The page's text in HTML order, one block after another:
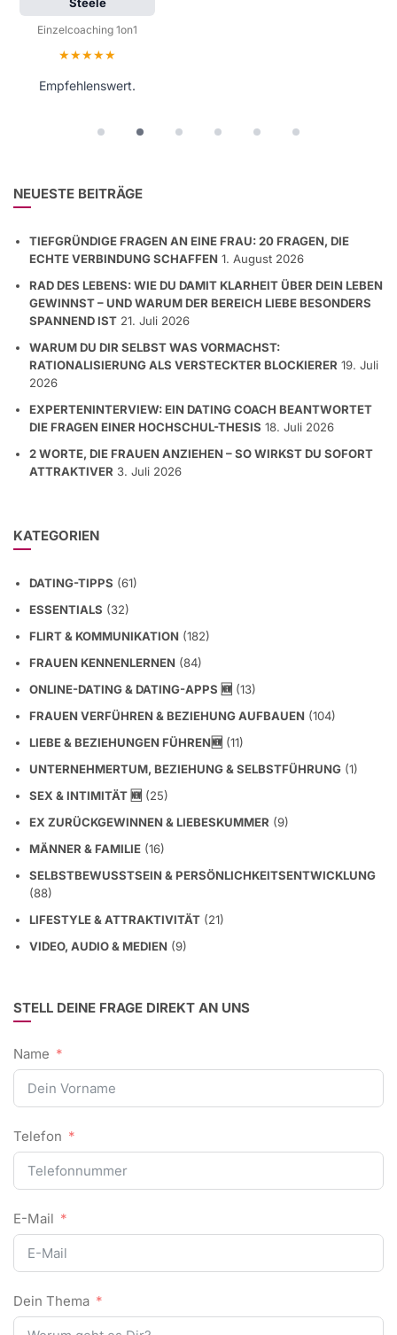
Einzelcoaching 1on1
Bewertung: 5 von 5 Sternen
Empfehlenswert.
Mathew ist wirklich ein Wahnsinnstyp, der mich schon von
NEUESTE BEITRÄGE
TIEFGRÜNDIGE FRAGEN AN EINE FRAU: 20 FRAGEN, DIE
ECHTE VERBINDUNG SCHAFFEN
RAD DES LEBENS: WIE DU DAMIT KLARHEIT ÜBER DEIN LEBEN
GEWINNST – UND WARUM DER BEREICH LIEBE BESONDERS
SPANNEND IST
WARUM DU DIR SELBST WAS VORMACHST:
RATIONALISIERUNG ALS VERSTECKTER BLOCKIERER
EXPERTENINTERVIEW: EIN DATING COACH BEANTWORTET
KATEGORIEN
DATING-TIPPS(61)
ESSENTIALS(32)
FLIRT & KOMMUNIKATION(182)
FRAUEN KENNENLERNEN(84)
ONLINE-DATING & DATING-APPS 🆕(13)
FRAUEN VERFÜHREN & BEZIEHUNG AUFBAUEN(104)
LIEBE & BEZIEHUNGEN FÜHREN🆕
UNTERNEHMERTUM, BEZIEHUNG & SELBSTFÜHRUNG
SEX & INTIMITÄT 🆕 (25)
EX ZURÜCKGEWINNEN & LIEBESKUMMER (9)
(88)
VIDEO, AUDIO & MEDIEN(9)
STELL DEINE FRAGE DIREKT AN UNS
Name
Telefon
E-Mail